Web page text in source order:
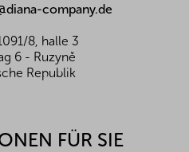
company.de
8, halle 3
6 - Ruzyně
Republik
FÜR SIE